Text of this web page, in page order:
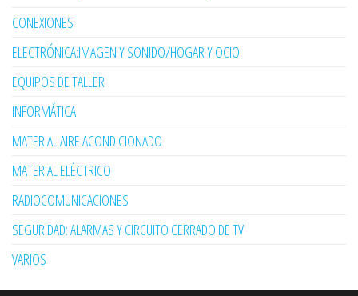
CONEXIONES
ELECTRÓNICA:IMAGEN Y SONIDO/HOGAR Y OCIO
EQUIPOS DE TALLER
INFORMÁTICA
MATERIAL AIRE ACONDICIONADO
MATERIAL ELÉCTRICO
RADIOCOMUNICACIONES
SEGURIDAD: ALARMAS Y CIRCUITO CERRADO DE TV
VARIOS